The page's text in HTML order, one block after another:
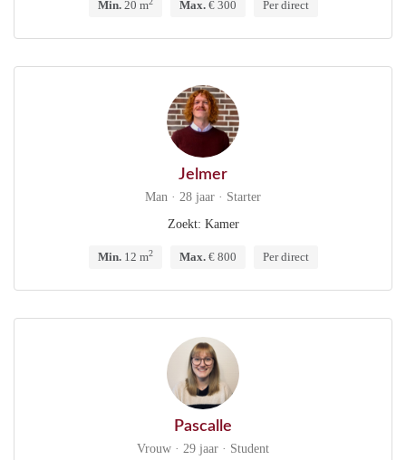
Min.20 m Max.€ 300 Per direct
Jelmer
Man · 28 jaar · Starter
Zoekt: Kamer
Min.12 m2 Max.€ 800 Per direct
Pascalle
Vrouw · 29 jaar · Student